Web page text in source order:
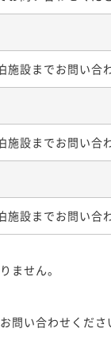
施設までお問い合
施設までお問い合
施設までお問い合
ません。
問い合わせくださ